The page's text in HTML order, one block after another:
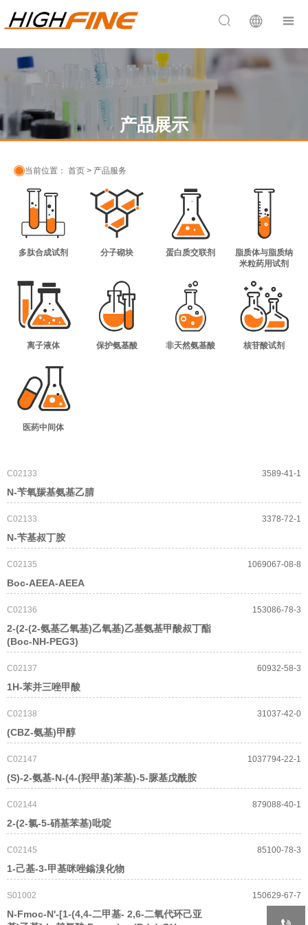
 
产品展示
当前位置： 首页 > 产品服务
多肽合成试剂 分子砌块 蛋白质交联剂
脂质体与脂质纳
米粒药用试剂
离子液体 保护氨基酸 非天然氨基酸 核苷酸试剂
医药中间体
C02133
N-苄氧羰基氨基乙腈
3589-41-1
C02133
N-苄基叔丁胺
3378-72-1
C02135
Boc-AEEA-AEEA
1069067-08-8
C02136
2-(2-(2-氨基乙氧基)乙氧基)乙基氨基甲酸叔丁酯
(Boc-NH-PEG3)
153086-78-3
C02137
1H-苯并三唑甲酸
60932-58-3
C02138
(CBZ-氨基)甲醇
31037-42-0
C02147
(S)-2-氨基-N-(4-(羟甲基)苯基)-5-脲基戊酰胺
1037794-22-1
C02144
2-(2-氯-5-硝基苯基)吡啶
879088-40-1
C02145
1-己基-3-甲基咪唑鎓溴化物
85100-78-3
S01002
N-Fmoc-N'-[1-(4,4-二甲基- 2,6-二氧代环己亚
150629-67-7